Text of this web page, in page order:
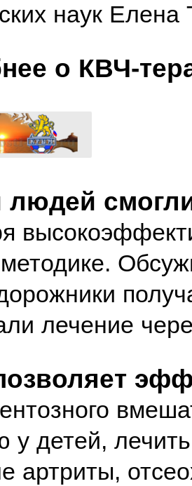
наук Елена
о КВЧ-
лечение
у детей,
артриты,